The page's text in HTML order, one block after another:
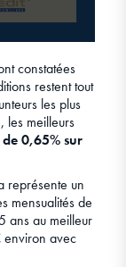
constatées
restent tout
les plus
les meilleurs
0,65% sur
représente un
mensualités de
ans au meilleur
environ avec